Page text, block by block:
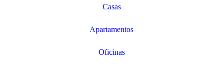
Casas
Apartamentos
Oficinas